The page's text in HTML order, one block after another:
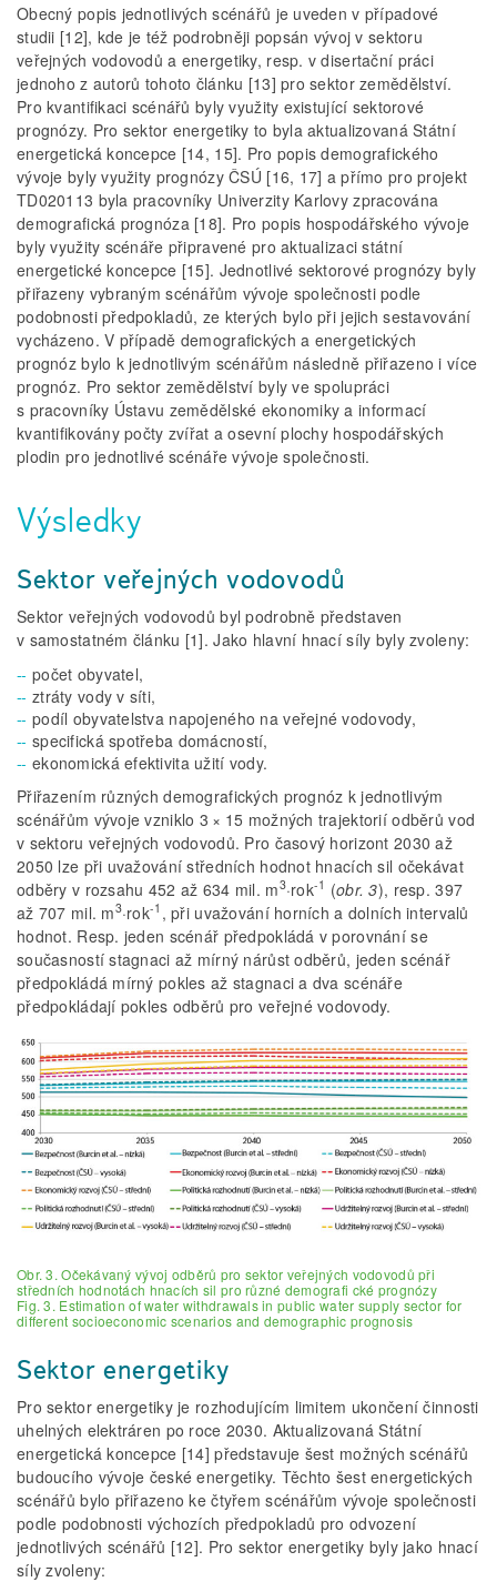
Obecný popis jednotlivých scénářů je uveden v případové
studii [12], kde je též podrobněji popsán vývoj v sektoru
veřejných vodovodů a energetiky, resp. v disertační práci
jednoho z autorů tohoto článku [13] pro sektor zemědělství.
Pro kvantifikaci scénářů byly využity existující sektorové
prognózy. Pro sektor energetiky to byla aktualizovaná Státní
energetická koncepce [14, 15]. Pro popis demografického
vývoje byly využity prognózy ČSÚ [16, 17] a přímo pro projekt
TD020113 byla pracovníky Univerzity Karlovy zpracována
demografická prognóza [18]. Pro popis hospodářského vývoje
byly využity scénáře připravené pro aktualizaci státní
energetické koncepce [15]. Jednotlivé sektorové prognózy byly
přiřazeny vybraným scénářům vývoje společnosti podle
podobnosti předpokladů, ze kterých bylo při jejich sestavování
vycházeno. V případě demografických a energetických
prognóz bylo k jednotlivým scénářům následně přiřazeno i více
prognóz. Pro sektor zemědělství byly ve spolupráci
s pracovníky Ústavu zemědělské ekonomiky a informací
kvantifikovány počty zvířat a osevní plochy hospodářských
plodin pro jednotlivé scénáře vývoje společnosti.
Výsledky
Sektor veřejných vodovodů
Sektor veřejných vodovodů byl podrobně představen
v samostatném článku [1]. Jako hlavní hnací síly byly zvoleny:
počet obyvatel,
ztráty vody v síti,
podíl obyvatelstva napojeného na veřejné vodovody,
specifická spotřeba domácností,
ekonomická efektivita užití vody.
Přiřazením různých demografických prognóz k jednotlivým
scénářům vývoje vzniklo 3 × 15 možných trajektorií odběrů vod
v sektoru veřejných vodovodů. Pro časový horizont 2030 až
2050 lze při uvažování středních hodnot hnacích sil očekávat
odběry v rozsahu 452 až 634 mil. m3·rok-1 (obr. 3), resp. 397
až 707 mil. m3·rok-1 , při uvažování horních a dolních intervalů
hodnot. Resp. jeden scénář předpokládá v porovnání se
současností stagnaci až mírný nárůst odběrů, jeden scénář
předpokládá mírný pokles až stagnaci a dva scénáře
předpokládají pokles odběrů pro veřejné vodovody.
Obr. 3. Očekávaný vývoj odběrů pro sektor veřejných vodovodů při
středních hodnotách hnacích sil pro různé demografi cké prognózy
Fig. 3. Estimation of water withdrawals in public water supply sector for
different socioeconomic scenarios and demographic prognosis
Sektor energetiky
Pro sektor energetiky je rozhodujícím limitem ukončení činnosti
uhelných elektráren po roce 2030. Aktualizovaná Státní
energetická koncepce [14] představuje šest možných scénářů
budoucího vývoje české energetiky. Těchto šest energetických
scénářů bylo přiřazeno ke čtyřem scénářům vývoje společnosti
podle podobnosti výchozích předpokladů pro odvození
jednotlivých scénářů [12]. Pro sektor energetiky byly jako hnací
síly zvoleny: